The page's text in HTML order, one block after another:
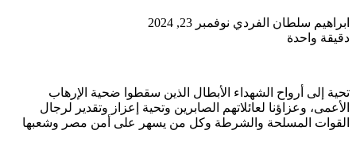
ابراهيم سلطان الفردي أرسل
نوفمبر 23, 2024
دقيقة واحدة
تحية إلى أرواح الشهداء الأبطال الذين سقطوا ضحية الإرهاب
الأعمى، وعزاؤنا لعائلاتهم الصابرين وتحية إعزاز وتقدير لرجال
القوات المسلحة والشرطة وكل من يسهر على أمن مصر وشعبها